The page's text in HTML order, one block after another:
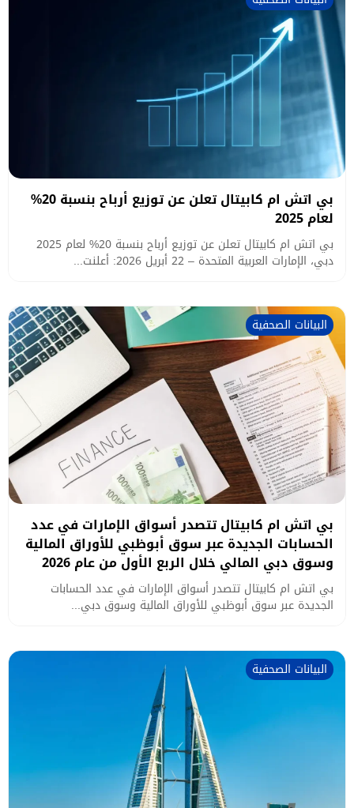
بي اتش ام كابيتال تعلن عن توزيع أرباح بنسبة 20%
لعام 2025
بي اتش ام كابيتال تعلن عن توزيع أرباح بنسبة 20% لعام 2025
دبي، الإمارات العربية المتحدة – 22 أبريل 2026: أعلنت...
البيانات الصحفية
بي اتش ام كابيتال تتصدر أسواق الإمارات في عدد
الحسابات الجديدة عبر سوق أبوظبي للأوراق المالية
وسوق دبي المالي خلال الربع الأول من عام 2026
بي اتش ام كابيتال تتصدر أسواق الإمارات في عدد الحسابات
الجديدة عبر سوق أبوظبي للأوراق المالية وسوق دبي...
البيانات الصحفية